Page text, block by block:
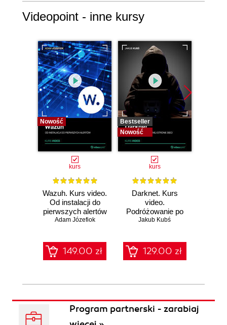
Videopoint - inne kursy
Nowość
kurs
Wazuh. Kurs video.
Od instalacji do
pierwszych alertów
Adam Józefiok
149.00 zł
Bestseller
Nowość
kurs
Darknet. Kurs
video.
Podróżowanie po
ciemnej stronie
Jakub Kubś
129.00 zł
Program partnerski - zarabiaj